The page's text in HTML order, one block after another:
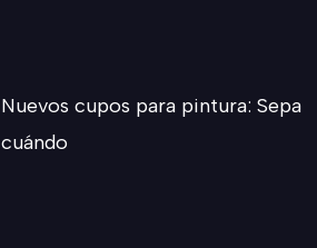
Nuevos cupos para pintura: Sepa
cuándo